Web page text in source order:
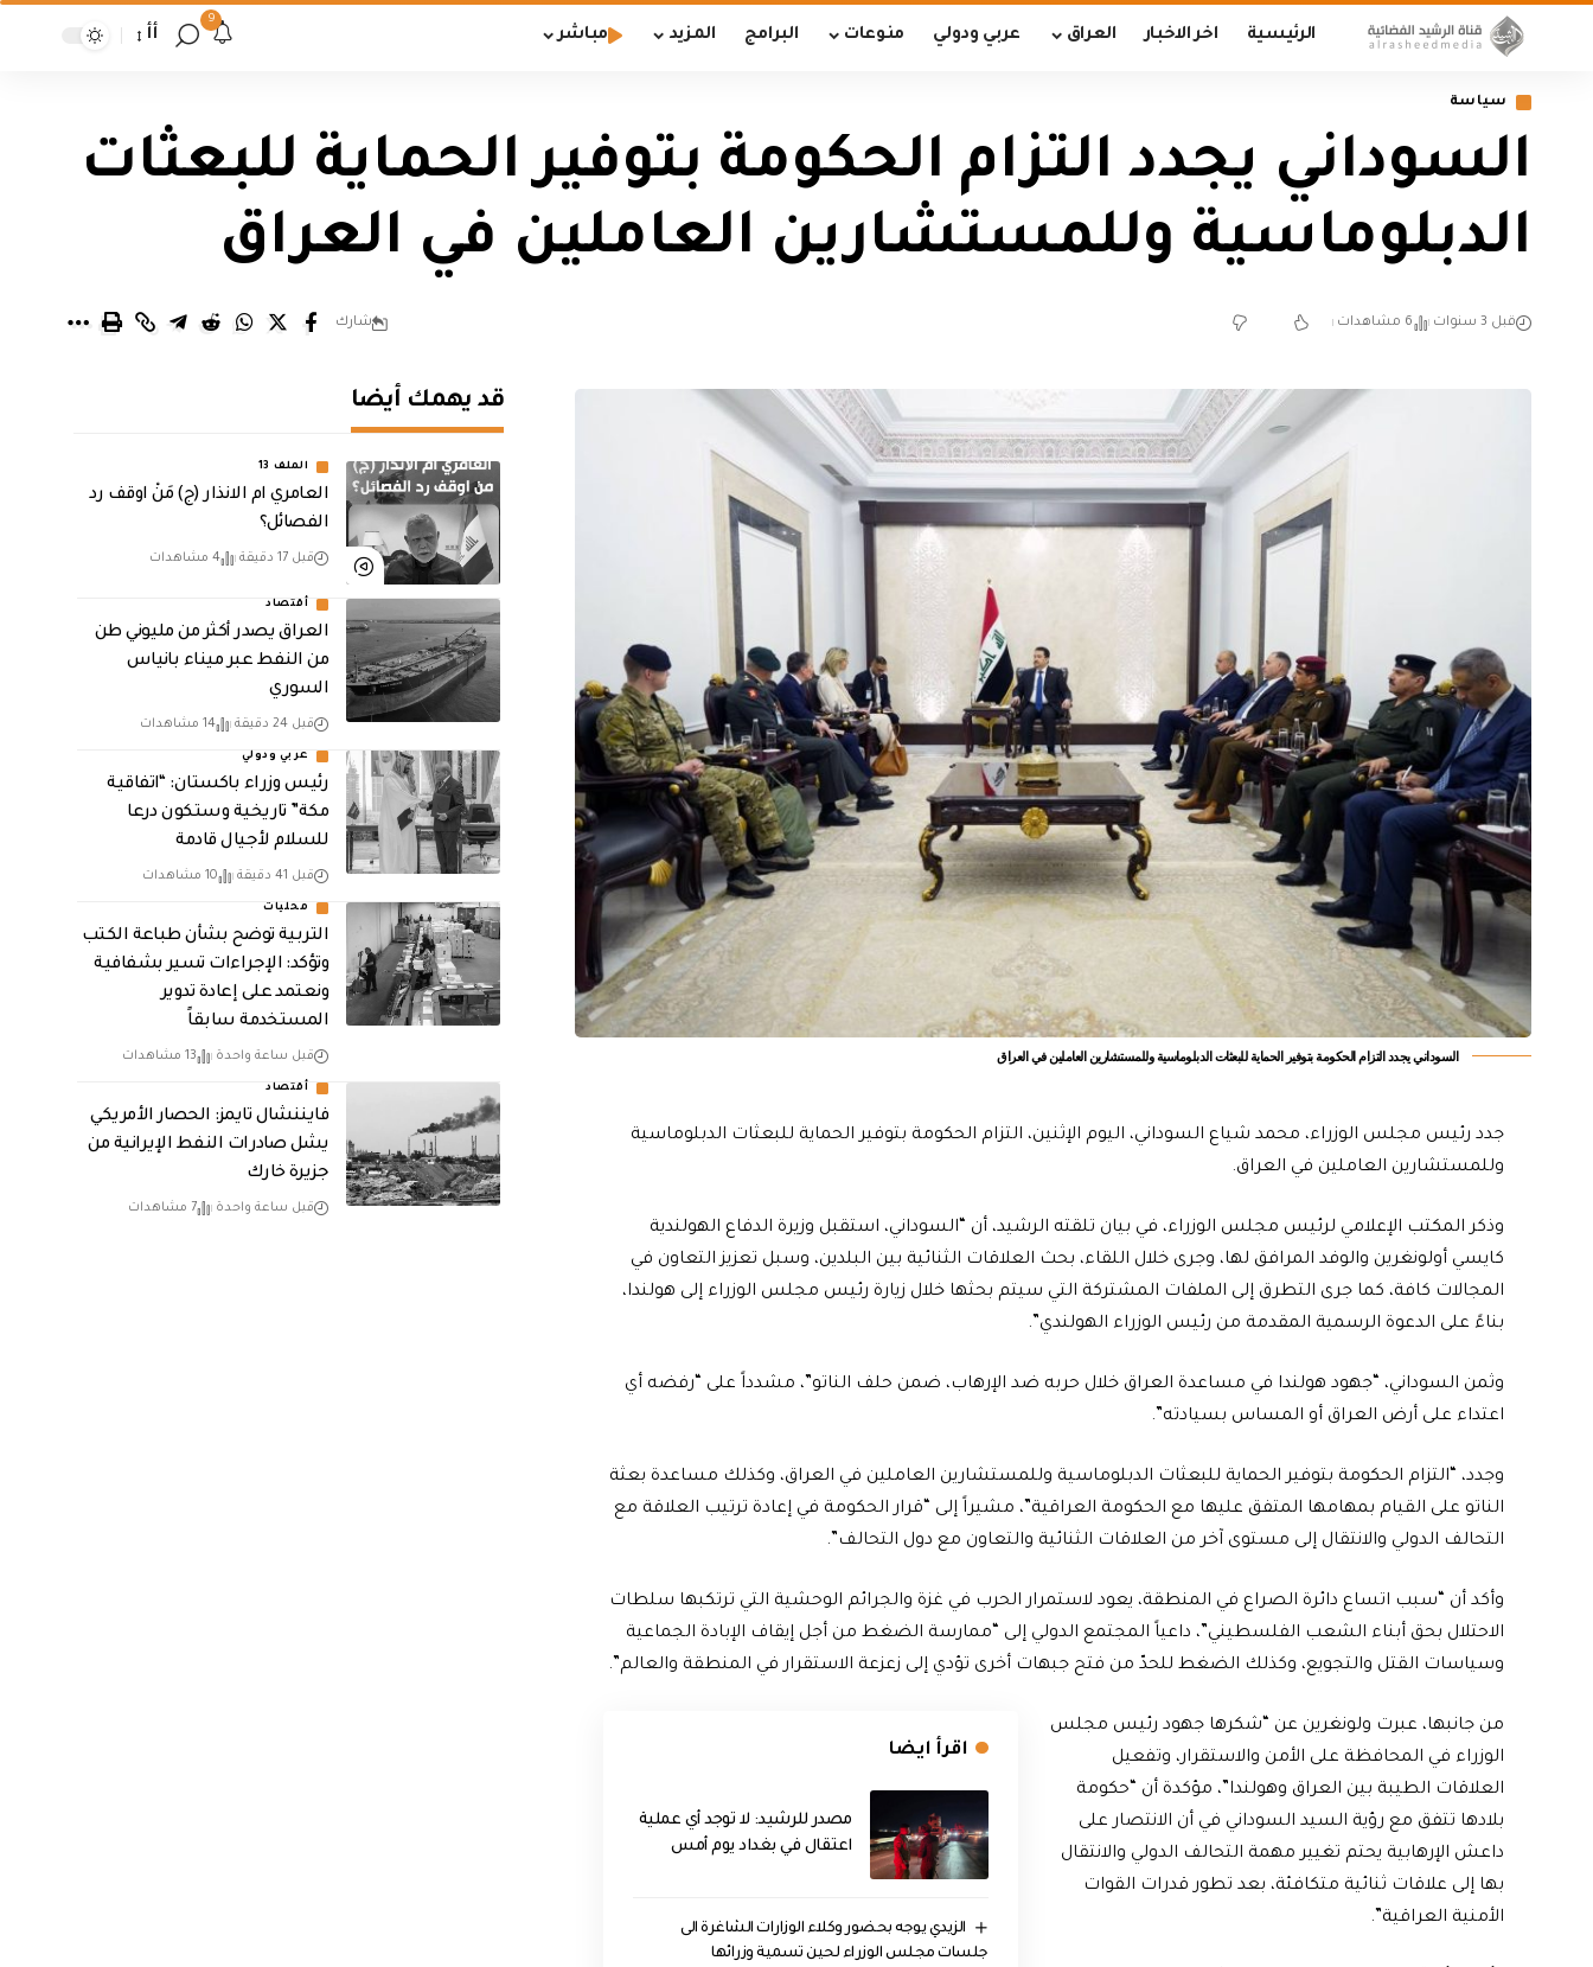
الرئيسية اخر الاخبار العراق عربي ودولي منوعات البرامج المزيد مباشر
9
أأ
سياسة
السوداني يجدد التزام الحكومة بتوفير الحماية للبعثات
الدبلوماسية وللمستشارين العاملين في العراق
قبل 3 سنوات 6 مشاهدات شارك
السوداني يجدد التزام الحكومة بتوفير الحماية للبعثات الدبلوماسية وللمستشارين العاملين في العراق
جدد رئيس مجلس الوزراء، محمد شياع السوداني، اليوم الإثنين، التزام الحكومة بتوفير الحماية للبعثات الدبلوماسية
وللمستشارين العاملين في العراق.
وذكر المكتب الإعلامي لرئيس مجلس الوزراء، في بيان تلقته الرشيد، أن “السوداني، استقبل وزيرة الدفاع الهولندية
كايسي أولونغرين والوفد المرافق لها، وجرى خلال اللقاء، بحث العلاقات الثنائية بين البلدين، وسبل تعزيز التعاون في
المجالات كافة، كما جرى التطرق إلى الملفات المشتركة التي سيتم بحثها خلال زيارة رئيس مجلس الوزراء إلى هولندا،
بناءً على الدعوة الرسمية المقدمة من رئيس الوزراء الهولندي”.
وثمن السوداني، “جهود هولندا في مساعدة العراق خلال حربه ضد الإرهاب، ضمن حلف الناتو”، مشدداً على “رفضه أي
اعتداء على أرض العراق أو المساس بسيادته”.
وجدد، “التزام الحكومة بتوفير الحماية للبعثات الدبلوماسية وللمستشارين العاملين في العراق، وكذلك مساعدة بعثة
الناتو على القيام بمهامها المتفق عليها مع الحكومة العراقية”، مشيراً إلى “قرار الحكومة في إعادة ترتيب العلاقة مع
التحالف الدولي والانتقال إلى مستوى آخر من العلاقات الثنائية والتعاون مع دول التحالف”.
وأكد أن “سبب اتساع دائرة الصراع في المنطقة، يعود لاستمرار الحرب في غزة والجرائم الوحشية التي ترتكبها سلطات
الاحتلال بحق أبناء الشعب الفلسطيني”، داعياً المجتمع الدولي إلى “ممارسة الضغط من أجل إيقاف الإبادة الجماعية
وسياسات القتل والتجويع، وكذلك الضغط للحدّ من فتح جبهات أخرى تؤدي إلى زعزعة الاستقرار في المنطقة والعالم”.
اقرأ ايضا
مصدر للرشيد: لا توجد أي عملية
اعتقال في بغداد يوم أمس
الزيدي يوجه بحضور وكلاء الوزارات الشاغرة الى
جلسات مجلس الوزراء لحين تسمية وزرائها
من جانبها، عبرت ولونغرين عن “شكرها جهود رئيس مجلس
الوزراء في المحافظة على الأمن والاستقرار، وتفعيل
العلاقات الطيبة بين العراق وهولندا”، مؤكدة أن “حكومة
بلادها تتفق مع رؤية السيد السوداني في أن الانتصار على
داعش الإرهابية يحتم تغيير مهمة التحالف الدولي والانتقال
بها إلى علاقات ثنائية متكافئة، بعد تطور قدرات القوات
الأمنية العراقية”.
قد يهمك أيضا
الملف 13
العامري ام الانذار (ج) مَنْ اوقف رد
الفصائل؟
قبل 17 دقيقة 4 مشاهدات
أقتصاد
العراق يصدر أكثر من مليوني طن
من النفط عبر ميناء بانياس
السوري
قبل 24 دقيقة 14 مشاهدات
عربي ودولي
رئيس وزراء باكستان: “اتفاقية
مكة” تاريخية وستكون درعا
للسلام لأجيال قادمة
قبل 41 دقيقة 10 مشاهدات
محليات
التربية توضح بشأن طباعة الكتب
وتؤكد: الإجراءات تسير بشفافية
ونعتمد على إعادة تدوير
المستخدمة سابقاً
قبل ساعة واحدة 13 مشاهدات
أقتصاد
فايننشال تايمز: الحصار الأمريكي
يشل صادرات النفط الإيرانية من
جزيرة خارك
قبل ساعة واحدة 7 مشاهدات